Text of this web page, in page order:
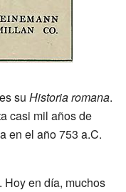
su Historia romana.
casi mil años de
en el año 753 a.C.
Hoy en día, muchos